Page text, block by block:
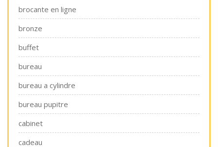
brocante en ligne
bronze
buffet
bureau
bureau a cylindre
bureau pupitre
cabinet
cadeau